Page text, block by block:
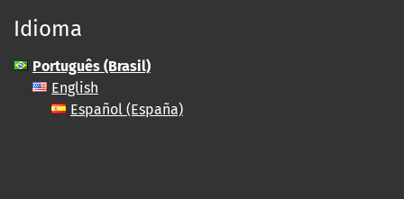
Idioma
Português (Brasil)
English
Español (España)